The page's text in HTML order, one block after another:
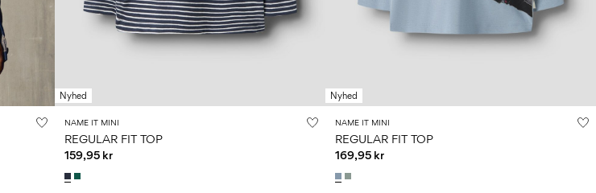
Nyhed
NAME IT MINI
REGULAR FIT TOP
159,95 kr
Nyhed
NAME IT MINI
REGULAR FIT TOP
169,95 kr